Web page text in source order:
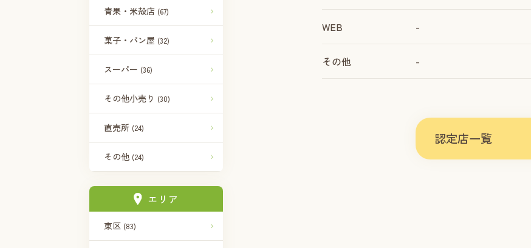
青果・米殻店 (67)
菓子・パン屋 (32)
スーパー (36)
その他小売り (30)
直売所 (24)
その他 (24)
エリア
東区 (83)
WEB -
その他 -
認定店一覧